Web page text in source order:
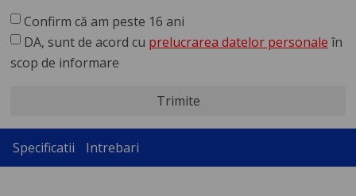
Confirm că am peste 16 ani
DA, sunt de acord cu prelucrarea datelor personale în
scop de informare
Trimite
Specificatii Intrebari